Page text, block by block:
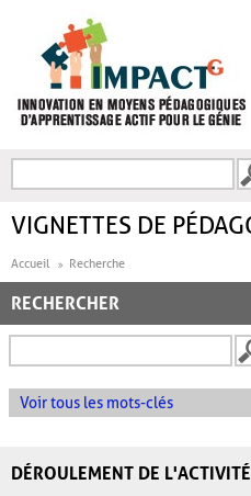
FORMULAIRE DE
VIGNETTES DE
Accueil Recherche
RECHERCHER
Voir tous les mots-clés
DÉROULEMENT DE L'ACTIVITÉ